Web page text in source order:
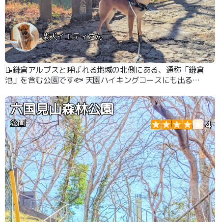
柴犬イエティさん
📝鎌倉アルプスと呼ばれる地域の北側にある、通称「鎌倉
池」を含む公園です🐟️ 天園ハイキングコースにも出るこ
を楽しめます🐾
六国見山森林公園
公園 4